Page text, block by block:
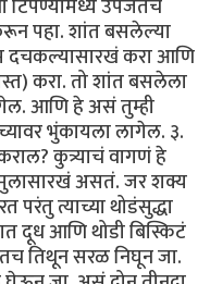
टिपण्यामध्ये उपजतच
पहा. शांत बसलेल्या
दचकल्यासारखं करा आणि
करा. तो शांत बसलेला
आणि हे असं तुम्ही
भुंकायला लागेल. ३.
कुत्र्याचं वागणं हे
मुलासारखं असतं. जर शक्य
परंतु त्याच्या थोडंसुद्धा
दूध आणि थोडी बिस्किटं
तिथून सरळ निघून जा.